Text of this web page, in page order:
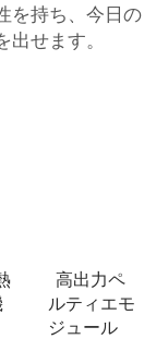
を持ち、今日の
せます。
高出力ペ
ルティエモ
ジュール